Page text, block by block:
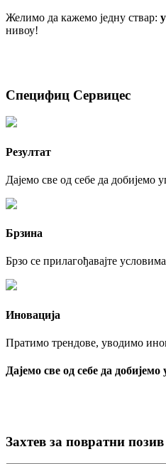
Желимо да кажемо једну ствар:
нивоу!
Специфиц Сервицес
Резултат
Дајемо све од себе да добијемо
Брзина
Брзо се прилагођавајте
Иновација
Пратимо трендове, уводимо
Дајемо све од себе да
Захтев за повратни позив